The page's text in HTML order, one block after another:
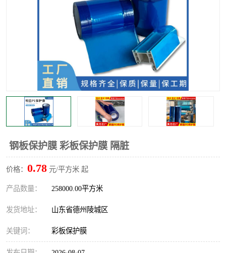
钢板保护膜 彩板保护膜 隔脏
价格： 0.78 元/平方米 起
产品数量： 258000.00平方米
发货地址： 山东省德州陵城区
关键词： 彩板保护膜
纯黑保护膜
彩钢板保护膜
不绣钢板保护膜 两边上胶保护膜
窗缝阻风胶带 铝板保护膜
不锈钢板保护膜 一次性隔离膜